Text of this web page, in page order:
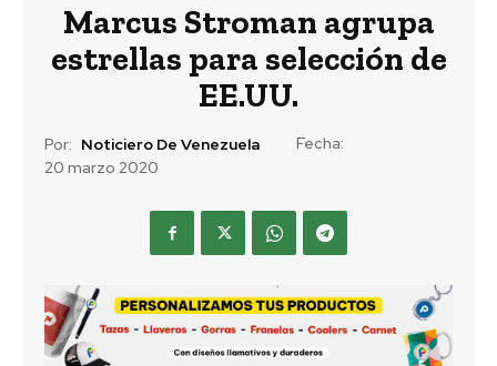
Marcus Stroman agrupa
estrellas para selección de
EE.UU.
Por: Noticiero De Venezuela
Fecha:
20 marzo 2020